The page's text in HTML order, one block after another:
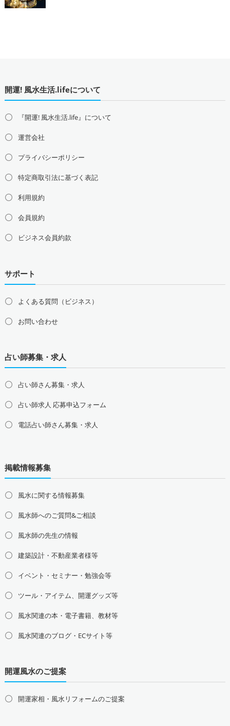
開運! 風水生活.lifeについて
『開運! 風水生活.life』について
運営会社
プライバシーポリシー
特定商取引法に基づく表記
利用規約
会員規約
ビジネス会員約款
サポート
よくある質問（ビジネス）
お問い合わせ
占い師募集・求人
占い師さん募集・求人
占い師求人 応募申込フォーム
電話占い師さん募集・求人
道東の占い師募集・求人
東北地方の占い師募集・求人
宮城県の占い師募集・求人
山形県の占い師募集・求人
関東地方の占い師募集・求人
埼玉県の占い師募集・求人
千葉県の占い師募集・求人
茨城県の占い師募集・求人
栃木県の占い師募集・求人
山梨県の占い師募集・求人
新潟県の占い師募集・求人
東海地方の占い師募集・求人
愛知県の占い師募集・求人
岐阜県の占い師募集・求人
三重県の占い師募集・求人
静岡県の占い師募集・求人
掲載情報募集
風水に関する情報募集
風水師へのご質問&ご相談
風水師の先生の情報
建築設計・不動産業者様等
イベント・セミナー・勉強会等
ツール・アイテム、開運グッズ等
風水関連の本・電子書籍、教材等
風水関連のブログ・ECサイト等
開運風水のご提案
開運家相・風水リフォームのご提案